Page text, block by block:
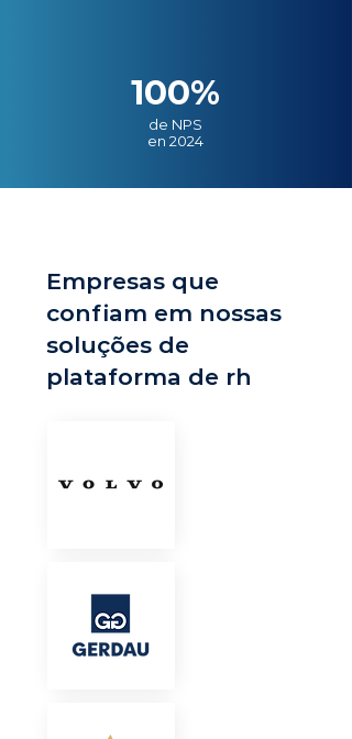
100%
de NPS
en 2024
Empresas que
confiam em nossas
soluções de
plataforma de rh